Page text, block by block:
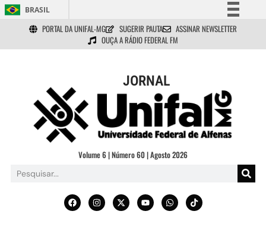
BRASIL
Simplifique!
Comunica BR
Acesso à informação
Legislação
Canais
PORTAL DA UNIFAL-MG SUGERIR PAUTA
ASSINAR NEWSLETTER
OUÇA A RÁDIO FEDERAL FM
JORNAL
Volume 6 | Número 60 | Agosto 2026